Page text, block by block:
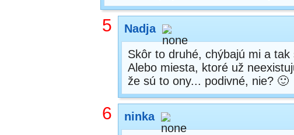
5 Nadja
Skôr to druhé, chýbajú mi a
Alebo miesta, ktoré už
že sú to ony... podivné, nie? 🙂
6 ninka